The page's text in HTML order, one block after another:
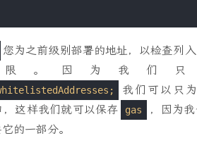
您为之前级别部署的地址，以检查列
。因为我们只
我们可以只
，这样我们就可以保存 gas
，因为
的一部分。